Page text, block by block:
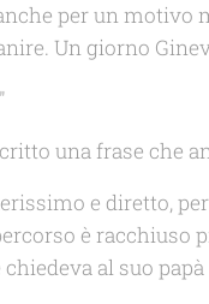
per un motivo
Un giorno
una frase che
e diretto,
è racchiuso
al suo